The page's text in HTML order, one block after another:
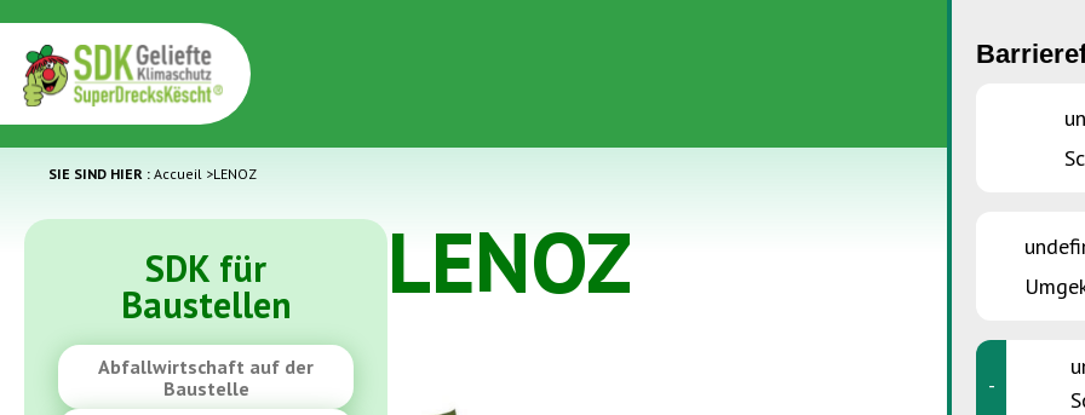
SIE SIND HIER : Accueil >LENOZ
SDK für
Baustellen
Abfallwirtschaft auf der
Baustelle
LENOZ
-